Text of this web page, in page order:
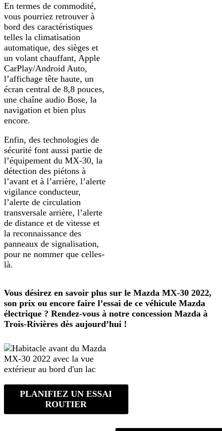
PLANIFIEZ UN ESSAI
ROUTIER
En termes de commodité,
vous pourriez retrouver à
bord des caractéristiques
telles la climatisation
automatique, des sièges et
un volant chauffant, Apple
CarPlay/Android Auto,
l’affichage tête haute, un
écran central de 8,8 pouces,
une chaîne audio Bose, la
navigation et bien plus
encore.
Enfin, des technologies de
sécurité font aussi partie de
l’équipement du MX-30, la
détection des piétons à
l’avant et à l’arrière, l’alerte
vigilance conducteur,
l’alerte de circulation
transversale arrière, l’alerte
de distance et de vitesse et
la reconnaissance des
panneaux de signalisation,
pour ne nommer que celles-
là.
Vous désirez en savoir plus sur le Mazda MX-30 2022,
son prix ou encore faire l’essai de ce véhicule Mazda
électrique ? Rendez-vous à notre concession Mazda à
Trois-Rivières dès aujourd’hui !